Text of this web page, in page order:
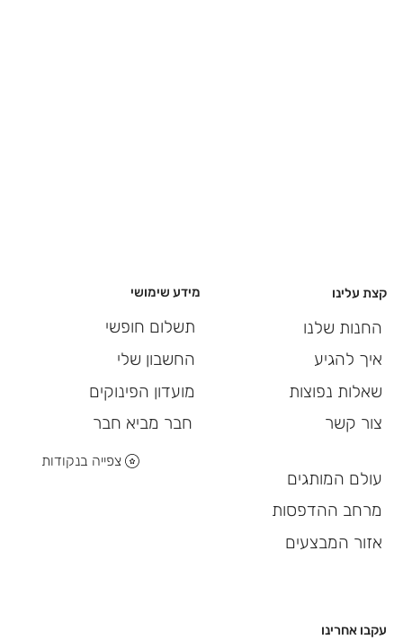
מידע שימושי
תשלום חופשי
החשבון שלי
מועדון הפינוקים
חבר מביא חבר
צפייה בנקודות
עקבו אחרינו
קצת עלינו
החנות שלנו
איך להגיע
שאלות נפוצות
צור קשר
עולם המותגים
מרחב ההדפסות
אזור המבצעים